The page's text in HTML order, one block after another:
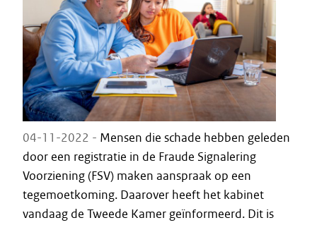
04-11-2022 - Mensen die schade hebben geleden
door een registratie in de Fraude Signalering
Voorziening (FSV) maken aanspraak op een
tegemoetkoming. Daarover heeft het kabinet
vandaag de Tweede Kamer geïnformeerd. Dit is